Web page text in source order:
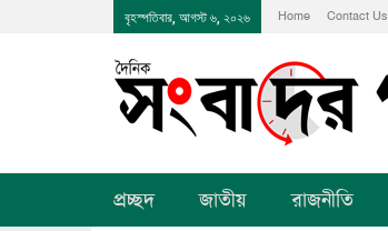
বৃহস্পতিবার, আগস্ট ৬, ২০২৬ Home Contact Us
প্রচ্ছদ জাতীয় রাজনীতি